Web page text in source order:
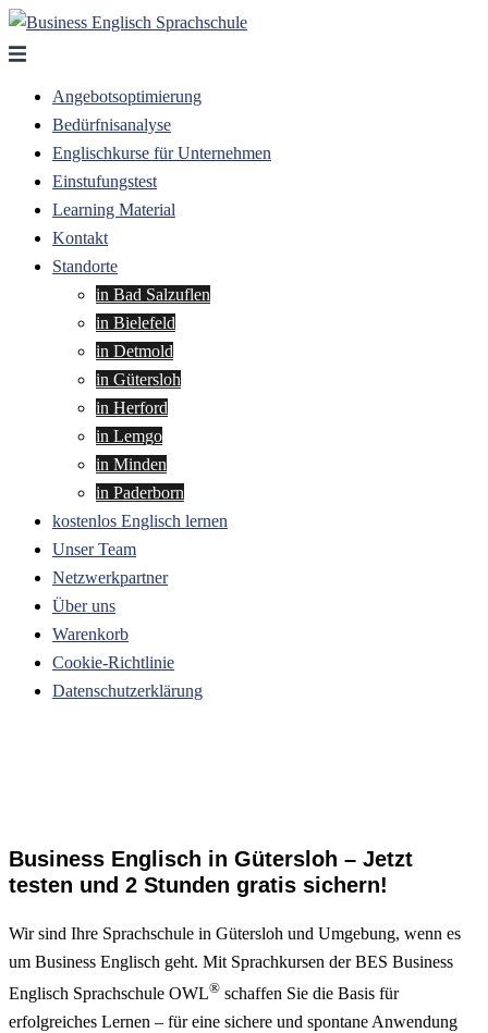
Zum
Inhalt
Angebotsoptimierung
Bedürfnisanalyse
Englischkurse für Unternehmen
Einstufungstest
Learning Material
Kontakt
Standorte
in Bad Salzuflen
in Bielefeld
in Detmold
in Gütersloh
in Herford
in Lemgo
in Minden
in Paderborn
kostenlos Englisch lernen
Unser Team
Netzwerkpartner
Über uns
Warenkorb
Cookie-Richtlinie
Datenschutzerklärung
Business Englisch in Gütersloh – Jetzt
testen und 2 Stunden gratis sichern!
Wir sind Ihre Sprachschule in Gütersloh und Umgebung, wenn es
um Business Englisch geht. Mit Sprachkursen der BES Business
Englisch Sprachschule OWL® schaffen Sie die Basis für
erfolgreiches Lernen – für eine sichere und spontane Anwendung